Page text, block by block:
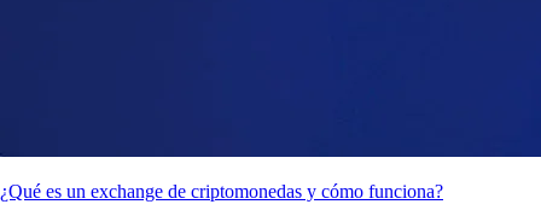
¿Qué es un exchange de criptomonedas y cómo funciona?